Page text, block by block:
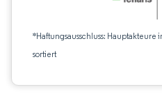
*Haftungsausschluss:
sortiert